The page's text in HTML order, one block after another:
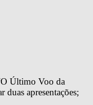
Último Voo da
duas apresentações;